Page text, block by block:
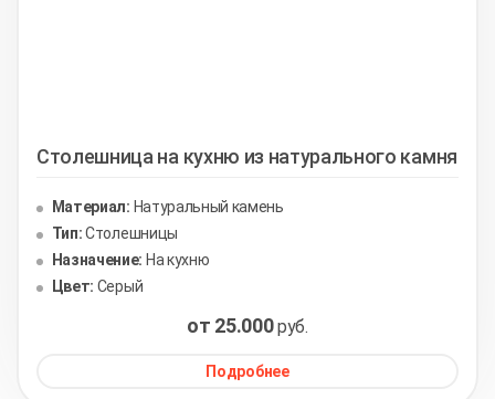
Столешница на кухню из натурального камня
Материал: Натуральный камень
Тип:Столешницы
Назначение: На кухню
Цвет: Серый
от 25.000руб.
Подробнее